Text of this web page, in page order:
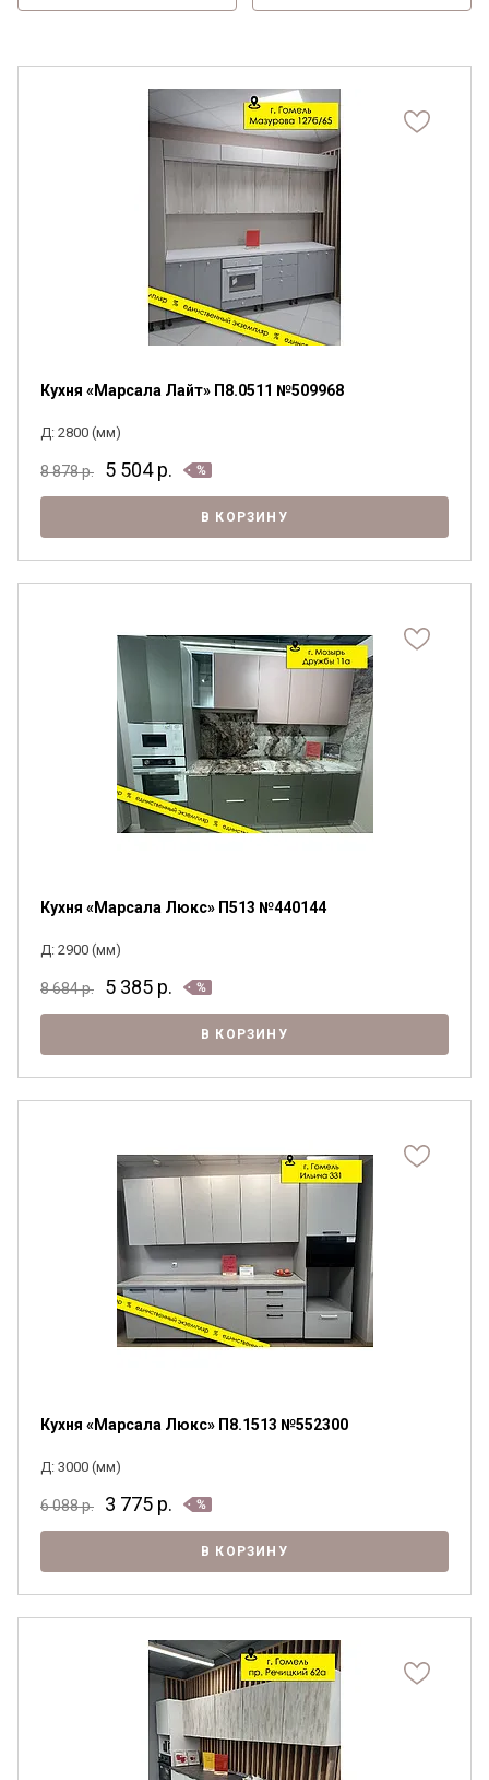
Кухня «Марсала Лайт» П8.0511 №509968
Д: 2800 (мм)
8 878р. 5 504р.
В КОРЗИНУ
Кухня «Марсала Люкс» П513 №440144
Д: 2900 (мм)
8 684р. 5 385 р.
В КОРЗИНУ
Кухня «Марсала Люкс» П8.1513 №552300
Д: 3000 (мм)
6 088р. 3 775 р.
В КОРЗИНУ